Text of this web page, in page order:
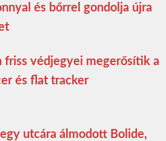
és bőrrel gondolja újra
friss védjegyei megerősítik a
és flat tracker
utcára álmodott Bolide,